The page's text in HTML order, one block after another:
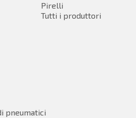
Pirelli
Tutti i produttori
pneumatici